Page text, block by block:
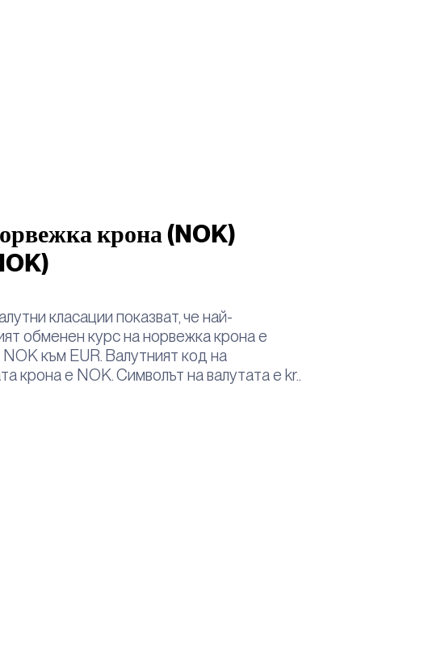
крона (NOK)
класации показват, че най-
обменен курс на норвежка крона е
NOK към EUR. Валутният код на
крона е NOK. Символът на валутата е kr..